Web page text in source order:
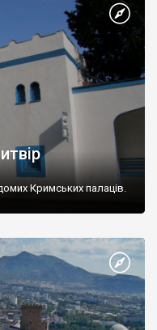
Кримських палаців.